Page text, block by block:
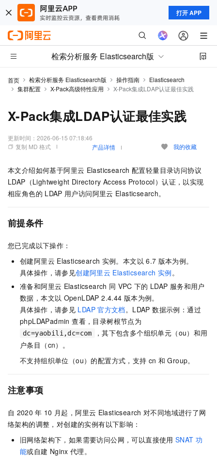
打开 APP
检索分析服务 Elasticsearch版
首页 检索分析服务 Elasticsearch版 操作指南
Elasticsearch
集群配置
X-Pack高级特性应用 X-Pack集成LDAP认证最佳实践
X-Pack集成LDAP认证最佳实践
更新时间： 2026-06-15 07:18:46
复制 MD 格式
产品详情 我的收藏
本文介绍如何基于阿里云 Elasticsearch 配置轻量目录访问协议
LDAP（Lightweight Directory Access Protocol）认证，以实现
相应角色的 LDAP 用户访问阿里云 Elasticsearch。
前提条件
您已完成以下操作：
创建阿里云 Elasticsearch 实例。本文以 6.7 版本为例。
具体操作，请参见创建阿里云 Elasticsearch 实例。
准备和阿里云 Elasticsearch 同 VPC 下的 LDAP 服务和用户
数据，本文以 OpenLDAP 2.4.44 版本为例。
具体操作，请参见 LDAP 官方文档。LDAP 数据示例：通过
phpLDAPadmin 查看，目录树根节点为
dc=yaobili,dc=com
，其下包含多个组织单元（ou）和用
户条目（cn）。
不支持组织单位（ou）的配置方式，支持 cn 和 Group。
注意事项
自 2020 年 10 月起，阿里云 Elasticsearch 对不同地域进行了网
络架构的调整，对创建的实例有以下影响：
旧网络架构下，如果需要访问公网，可以直接使用 SNAT 功
能或自建 Nginx 代理。